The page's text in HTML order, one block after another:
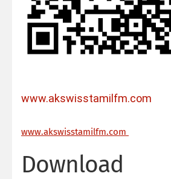
www.akswisstamilfm.com
www.akswisstamilfm.com
Download